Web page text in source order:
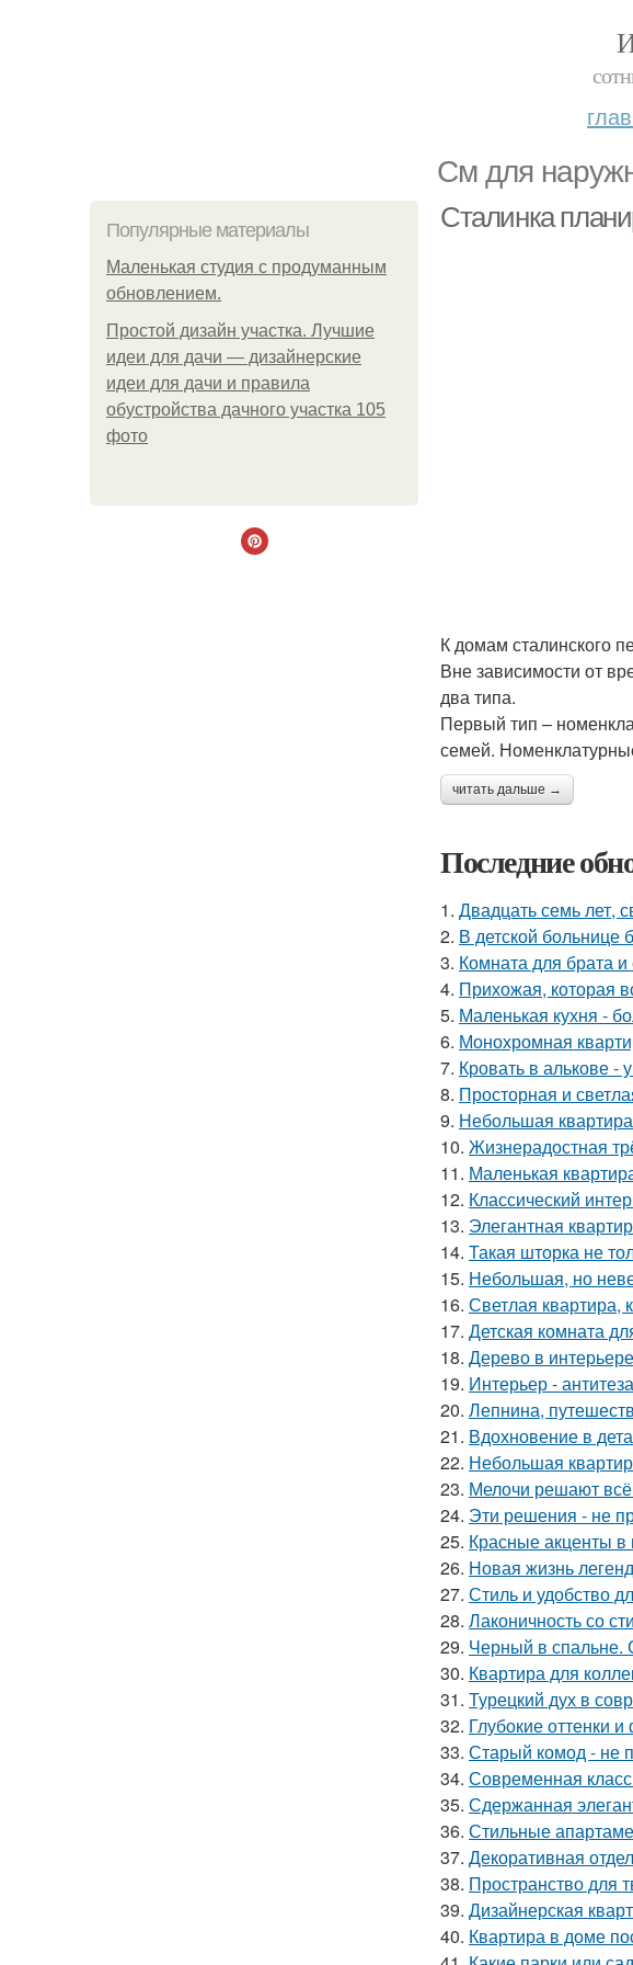
См для
Популярные материалы
Маленькая студия с продуманным
обновлением.
Простой дизайн участка. Лучшие
идеи для дачи — дизайнерские
идеи для дачи и правила
обустройства дачного участка 105
фото
Сталинка
К домам сталинского
Вне зависимости от
два типа.
Первый тип –
семей.
читать дальше →
Последние
1. Двадцать семь лет,
2. В детской больнице
3. Комната для брата и
4. Прихожая, которая
5. Маленькая кухня -
6. Монохромная
7. Кровать в алькове -
8. Просторная и
9. Небольшая
10. Жизнерадостная
11. Маленькая
12. Классический
13. Элегантная
14. Такая шторка не
15. Небольшая, но
16. Светлая квартира,
17. Детская комната
18. Дерево в
19. Интерьер -
20. Лепнина,
21. Вдохновение в
22. Небольшая
23. Мелочи решают
24. Эти решения - не
25. Красные акценты в
26. Новая жизнь
27. Стиль и удобство
28. Лаконичность со
29. Черный в спальне.
30. Квартира для
31. Турецкий дух в
32. Глубокие оттенки
33. Старый комод - не
34. Современная
35. Сдержанная
36. Стильные
37. Декоративная
38. Пространство для
39. Дизайнерская
40. Квартира в доме